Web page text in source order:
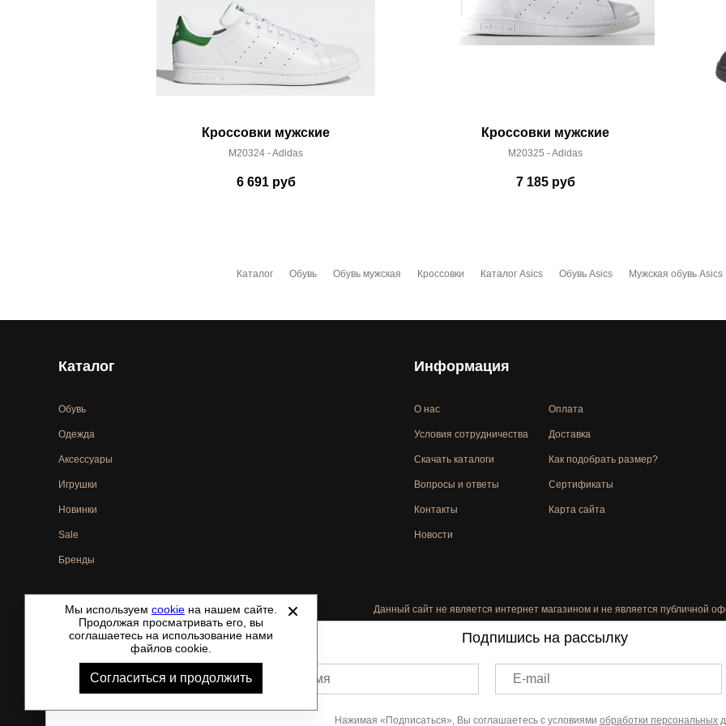
Кроссовки мужские
M20324 - Adidas
6 691руб
Кроссовки мужские
M20325 - Adidas
7 185руб
Каталог Обувь Обувь мужская Кроссовки Каталог Asics Обувь Asics Мужская обувь Asics
Каталог
Обувь
Одежда
Аксессуары
Игрушки
Новинки
Sale
Бренды
Информация
О нас
Условия сотрудничества
Скачать каталоги
Вопросы и ответы
Контакты
Новости
Оплата
Доставка
Как подобрать размер?
Сертификаты
Карта сайта
©2021-2026 - ShoesTown.ru - все права защищены. Данный сайт не является интернет магазином и не является публичной
Мы используем cookie на нашем сайте.
Продолжая просматривать его, вы
соглашаетесь на использование нами
файлов cookie.
Согласиться и продолжить
Подпишись на рассылку
Ваше имя E-mail
Нажимая «Подписаться», Вы соглашаетесь с условиями обработки персональных